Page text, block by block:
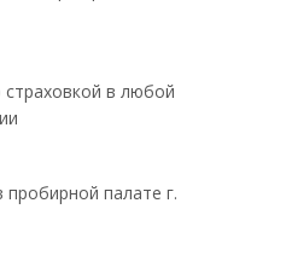
страховкой в любой
пробирной палате г.